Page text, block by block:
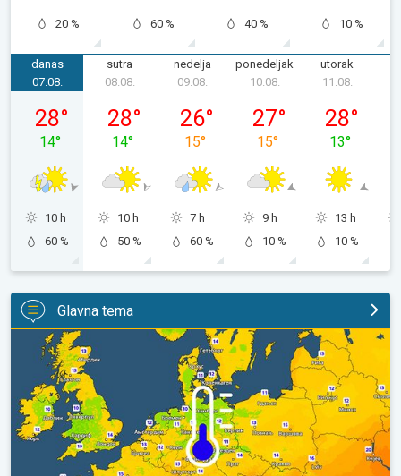
20 % 60 % 40 % 10 %
danas
petak, 07. 08.
07.08.
28°
14°
10 h
60 %
sutra
08.08.
28°
14°
10 h
50 %
nedelja
09.08.
26°
15°
7 h
60 %
ponedeljak
10.08.
27°
15°
9 h
10 %
utorak
11.08.
28°
13°
13 h
10 %
Glavna tema
Predah od vrućina u delu Evrope. Prijatno sveže noći. . .